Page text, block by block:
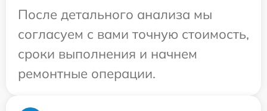
После детального анализа мы
согласуем с вами точную стоимость,
сроки выполнения и начнем
ремонтные операции.